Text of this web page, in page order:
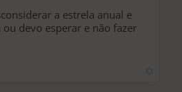
a estrela anual e
devo esperar e não fazer